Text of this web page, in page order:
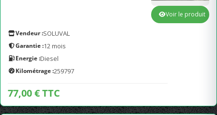
Vendeur :SOLUVAL
Garantie :12 mois
Energie :Diesel
Kilométrage :259797
77,00 € TTC
Voir le produit